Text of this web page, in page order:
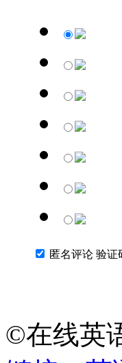
匿名评论 验证
©在线